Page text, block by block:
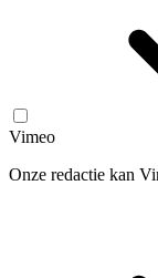
Vimeo
Onze redactie kan